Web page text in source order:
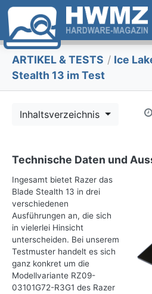
ARTIKEL & TESTS / Ice
Stealth 13 im Test
Inhaltsverzeichnis
Technische Daten und
Ingesamt bietet Razer das
Blade Stealth 13 in drei
verschiedenen
Ausführungen an, die sich
in vielerlei Hinsicht
unterscheiden. Bei unserem
Testmuster handelt es sich
ganz konkret um die
Modellvariante RZ09-
03101G72-R3G1 des Razer